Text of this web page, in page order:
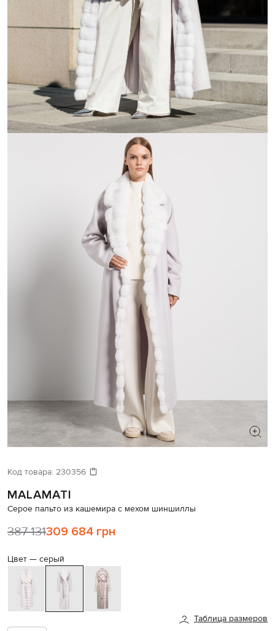
Давайте подберем что-то еще
Код товара: 230356
MALAMATI
Серое пальто из кашемира с мехом шиншиллы
387 131309 684 грн
Цвет — серый
Таблица размеров